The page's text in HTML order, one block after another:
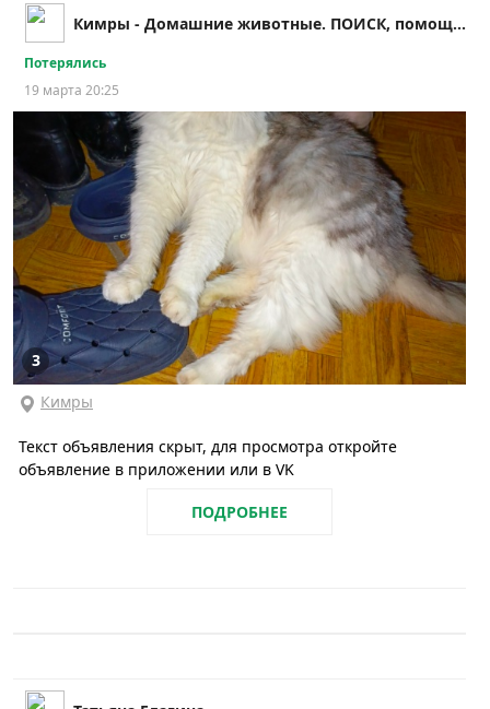
Кимры - Домашние животные. ПОИСК, помощь и др.!!
Потерялись
19 марта 20:25
3
Кимры
Текст объявления скрыт, для просмотра откройте
объявление в приложении или в VK
ПОДРОБНЕЕ